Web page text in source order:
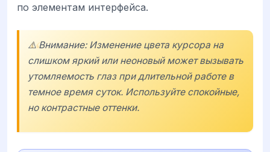
по элементам интерфейса.
⚠️ Внимание: Изменение цвета курсора на
слишком яркий или неоновый может вызывать
утомляемость глаз при длительной работе в
темное время суток. Используйте спокойные,
но контрастные оттенки.